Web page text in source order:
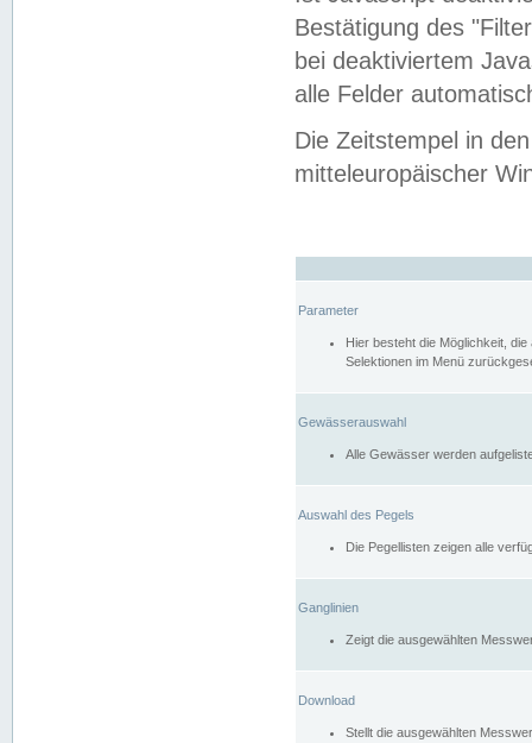
Bestätigung des
bei deaktiviertem
alle Felder
Die Zeitstempel in
mitteleuropäischer
Parameter
Hier besteht die Möglichkeit,
Selektionen im Menü
Gewässerauswahl
Alle Gewässer werden
Auswahl des Pegels
Die Pegellisten zeigen alle
Ganglinien
Zeigt die ausgewählten
Download
Stellt die ausgewählten